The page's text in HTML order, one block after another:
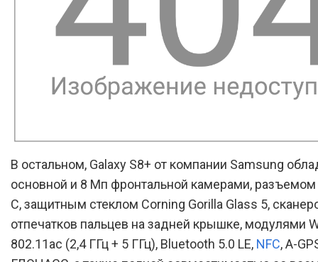
В остальном, Galaxy S8+ от компании Samsung
основной и 8 Мп фронтальной камерами, разъемом
C, защитным стеклом Corning Gorilla Glass 5,
отпечатков пальцев на задней крышке, модулями
802.11ac (2,4 ГГц + 5 ГГц), Bluetooth 5.0 LE, NFC, A-